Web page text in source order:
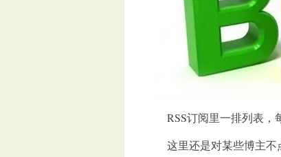
RSS订阅里一排列表，
这里还是对某些博主不点